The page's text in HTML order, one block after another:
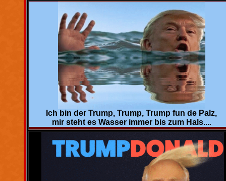
Ich bin der Trump, Trump, Trump fun de Palz,
mir steht es Wasser immer bis zum Hals....